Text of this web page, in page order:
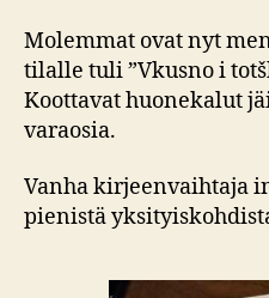
Molemmat ovat nyt
tilalle tuli ”Vkusno i
Koottavat huonekalut
varaosia.
Vanha kirjeenvaihtaja
pienistä